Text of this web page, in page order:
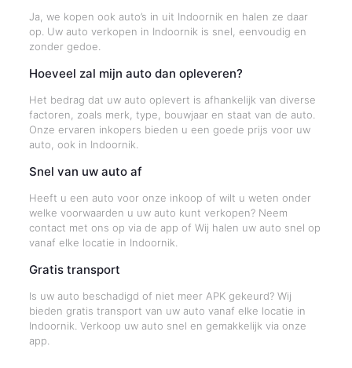
Ja, we kopen ook auto’s in uit Indoornik en halen ze daar
op. Uw auto verkopen in Indoornik is snel, eenvoudig en
zonder gedoe.
Hoeveel zal mijn auto dan opleveren?
Het bedrag dat uw auto oplevert is afhankelijk van diverse
factoren, zoals merk, type, bouwjaar en staat van de auto.
Onze ervaren inkopers bieden u een goede prijs voor uw
auto, ook in Indoornik.
Snel van uw auto af
Heeft u een auto voor onze inkoop of wilt u weten onder
welke voorwaarden u uw auto kunt verkopen? Neem
contact met ons op via de app of Wij halen uw auto snel op
vanaf elke locatie in Indoornik.
Gratis transport
Is uw auto beschadigd of niet meer APK gekeurd? Wij
bieden gratis transport van uw auto vanaf elke locatie in
Indoornik. Verkoop uw auto snel en gemakkelijk via onze
app.